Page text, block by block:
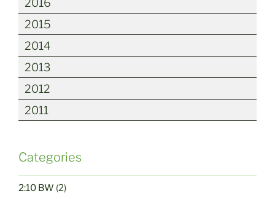
2016
2015
2014
2013
2012
2011
Categories
2:10 BW (2)